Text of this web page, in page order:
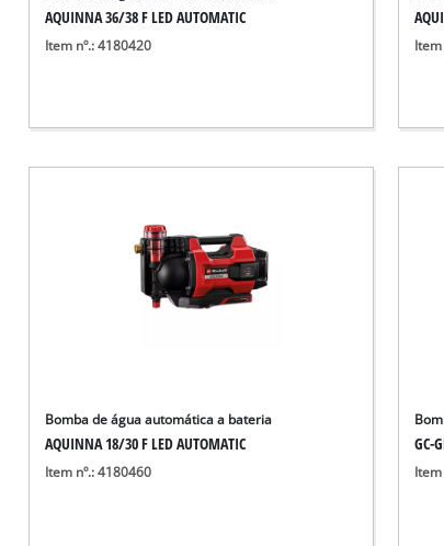
AQUINNA 36/38 F LED AUTOMATIC
Item nº.: 4180420 Item
Bomba de água automática a bateria
AQUINNA 18/30 F LED AUTOMATIC
Item nº.: 4180460
GC-
Item